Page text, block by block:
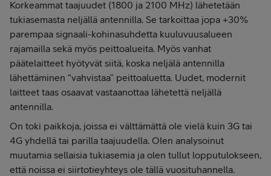
Korkeammat taajuudet (1800 ja 2100 MHz) lähetetään
tukiasemasta neljällä antennilla. Se tarkoittaa jopa +30%
parempaa signaali-kohinasuhdetta kuuluvuusalueen
rajamailla sekä myös peittoalueita. Myös vanhat
päätelaitteet hyötyvät siitä, koska neljälä antennilla
lähettäminen “vahvistaa” peittoaluetta. Uudet, modernit
laitteet taas osaavat vastaanottaa lähetettä neljällä
antennilla.
On toki paikkoja, joissa ei välttämättä ole vielä kuin 3G tai
4G yhdellä tai parilla taajuudella. Olen analysoinut
muutamia sellaisia tukiasemia ja olen tullut lopputulokseen,
että noissa ei siirtotieyhteys ole tällä vuosituhannella.